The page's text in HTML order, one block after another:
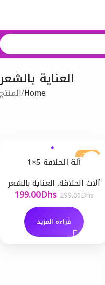
العناية بالشعر
Home المنتج
-33%آلة الحلاقة 5×1
آلات الحلاقة, العناية بالشعر
299.00Dhs
199.00Dhs
قراءة المزيد